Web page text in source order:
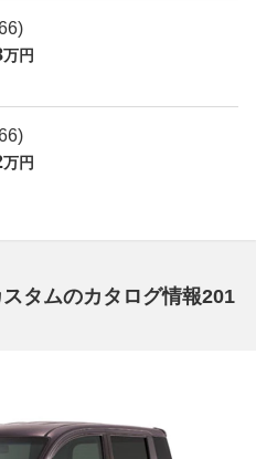
万円
万円
タムのカタログ情報201